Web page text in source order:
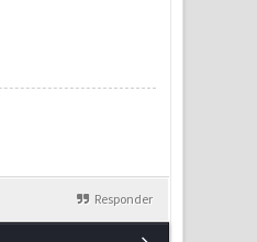
Responder